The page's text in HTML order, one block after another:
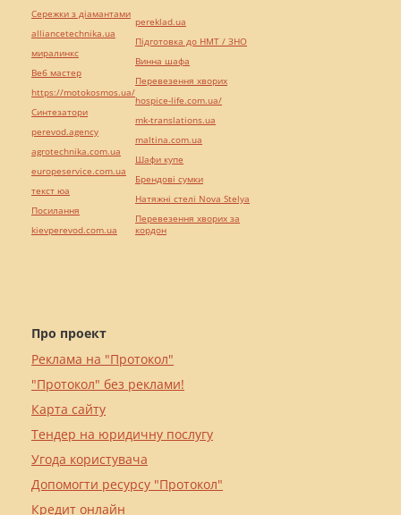
Про проект
Реклама на "Протокол"
"Протокол" без реклами!
Карта сайту
Тендер на юридичну послугу
Угода користувача
Допомогти ресурсу "Протокол"
Кредит онлайн
Сережки з діамантами
alliancetechnika.ua
миралинкс
Веб мастер
https://motokosmos.ua/
Синтезатори
perevod.agency
agrotechnika.com.ua
europeservice.com.ua
текст юа
Посилання
kievperevod.com.ua
pereklad.ua
Підготовка до НМТ / ЗНО
Винна шафа
Перевезення хворих
hospice-life.com.ua/
mk-translations.ua
maltina.com.ua
Шафи купе
Брендові сумки
Натяжні стелі Nova Stelya
Перевезення хворих за
кордон